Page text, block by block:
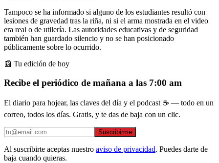
Tampoco se ha informado si alguno de los estudiantes resultó con
lesiones de gravedad tras la riña, ni si el arma mostrada en el video
era real o de utilería. Las autoridades educativas y de seguridad
también han guardado silencio y no se han posicionado
públicamente sobre lo ocurrido.
📰 Tu edición de hoy
Recibe el periódico de mañana a las 7:00 am
El diario para hojear, las claves del día y el podcast ☕ — todo en un
correo, todos los días. Gratis, y te das de baja con un clic.
Suscribirme
Al suscribirte aceptas nuestro aviso de privacidad. Puedes darte de
baja cuando quieras.